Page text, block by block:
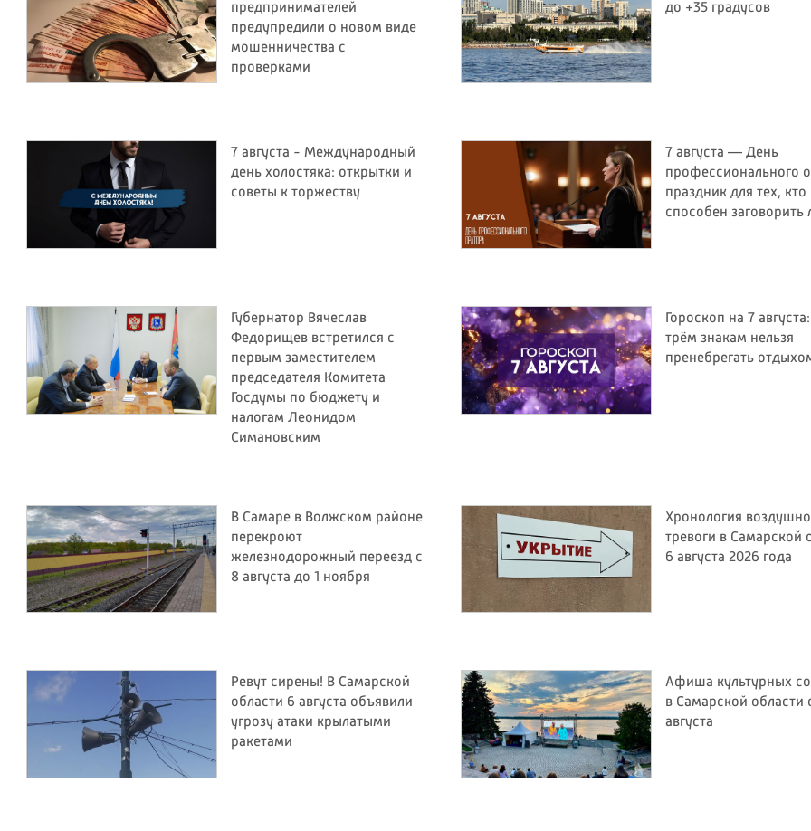
предпринимателей
предупредили о новом виде
мошенничества с
проверками
до +35 градусов
7 августа - Международный
день холостяка: открытки и
советы к торжеству
7 августа — День
профессионального
праздник для тех, кто
способен заговорить
Губернатор Вячеслав
Федорищев встретился с
первым заместителем
председателя Комитета
Госдумы по бюджету и
налогам Леонидом
Симановским
Гороскоп на 7
трём знакам нельзя
пренебрегать
В Самаре в Волжском районе
перекроют
железнодорожный переезд с
8 августа до 1 ноября
Хронология
тревоги в Самарской
6 августа 2026 года
Ревут сирены! В Самарской
области 6 августа объявили
угрозу атаки крылатыми
ракетами
Афиша культурных
в Самарской области
августа